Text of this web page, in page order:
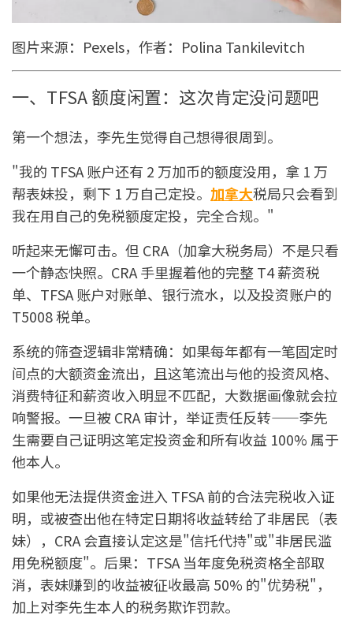
图片来源：Pexels，作者：Polina Tankilevitch
一、TFSA 额度闲置：这次肯定没问题吧
第一个想法，李先生觉得自己想得很周到。
"我的 TFSA 账户还有 2 万加币的额度没用，拿 1 万
帮表妹投，剩下 1 万自己定投。 加拿大税局只会看到
我在用自己的免税额度定投，完全合规。"
听起来无懈可击。但 CRA（加拿大税务局）不是只看
一个静态快照。CRA 手里握着他的完整 T4 薪资税
单、TFSA 账户对账单、银行流水，以及投资账户的
T5008 税单。
系统的筛查逻辑非常精确：如果每年都有一笔固定时
间点的大额资金流出，且这笔流出与他的投资风格、
消费特征和薪资收入明显不匹配，大数据画像就会拉
响警报。一旦被 CRA 审计，举证责任反转——李先
生需要自己证明这笔定投资金和所有收益 100% 属于
他本人。
如果他无法提供资金进入 TFSA 前的合法完税收入证
明，或被查出他在特定日期将收益转给了非居民（表
妹），CRA 会直接认定这是"信托代持"或"非居民滥
用免税额度"。后果：TFSA 当年度免税资格全部取
消，表妹赚到的收益被征收最高 50% 的"优势税"，
加上对李先生本人的税务欺诈罚款。